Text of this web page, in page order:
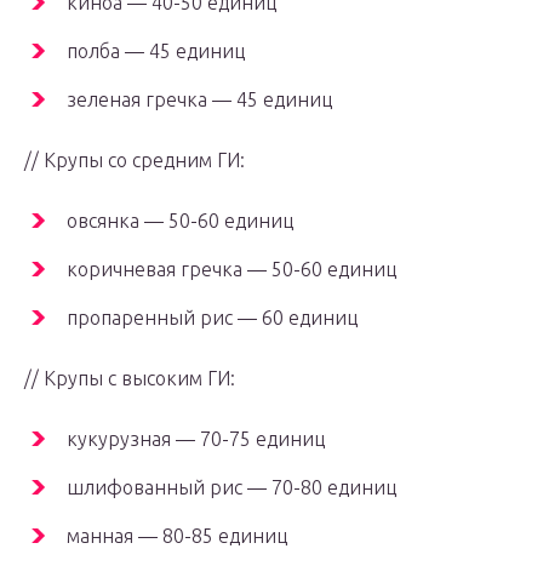
полба — 45 единиц
зеленая гречка — 45 единиц
// Крупы со средним ГИ:
овсянка — 50-60 единиц
коричневая гречка — 50-60 единиц
пропаренный рис — 60 единиц
// Крупы с высоким ГИ:
кукурузная — 70-75 единиц
шлифованный рис — 70-80 единиц
манная — 80-85 единиц